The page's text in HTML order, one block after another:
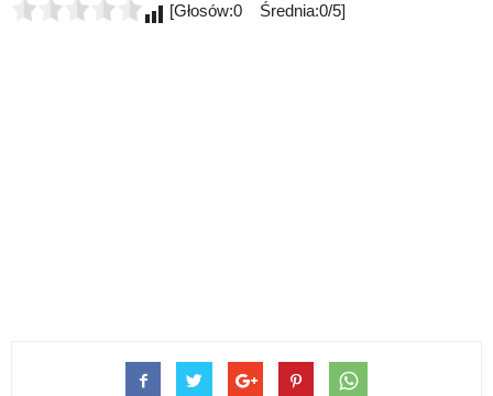
[Głosów:0 Średnia:0/5]